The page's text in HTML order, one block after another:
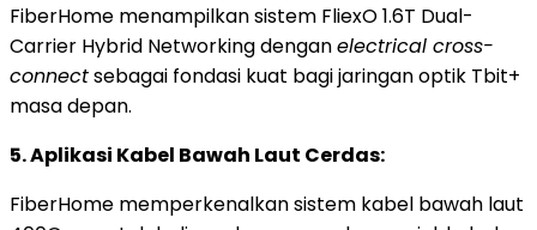
FiberHome menampilkan sistem FliexO 1.6T Dual-
Carrier Hybrid Networking denganelectrical cross-
connectsebagai fondasi kuat bagi jaringan optik Tbit+
masa depan.
5. Aplikasi Kabel Bawah Laut Cerdas:
FiberHome memperkenalkan sistem kabel bawah laut